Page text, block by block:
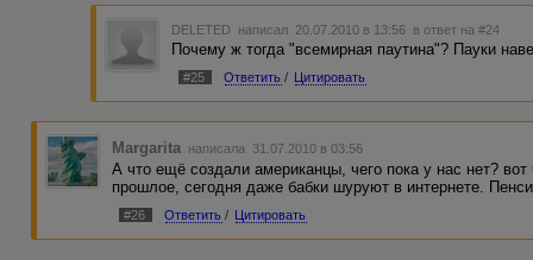
DELETED написал 20.07.2010 в 13:56 в ответ на #24
Почему ж тогда "всемирная паутина"? Пауки
#25 Ответить / Цитировать
Margarita написала 31.07.2010 в 03:56
А что ещё создали американцы, чего пока у нас нет?
прошлое, сегодня даже бабки шуруют в интернете.
#26 Ответить / Цитировать